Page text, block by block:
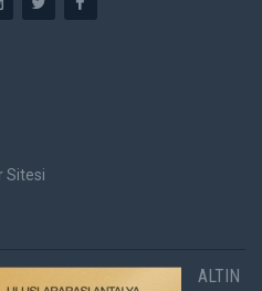
Sitesi
ALTIN